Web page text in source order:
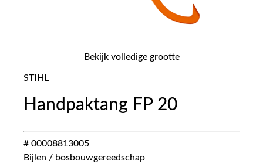
Bekijk volledige grootte
STIHL
Handpaktang FP 20
# 00008813005
Bijlen / bosbouwgereedschap